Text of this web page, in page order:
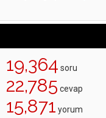
19,364 soru
22,785 cevap
15,871 yorum